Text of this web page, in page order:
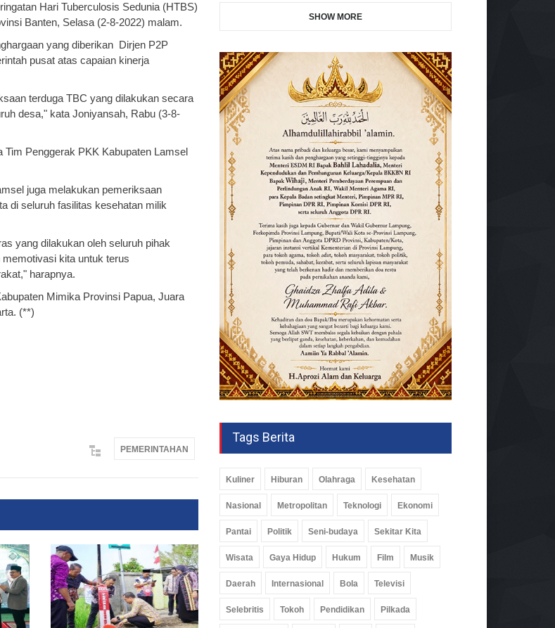
Hari Tuberculosis Sedunia (HTBS)
Banten, Selasa (2-8-2022) malam.
yang diberikan Dirjen P2P
pusat atas capaian kinerja
terduga TBC yang dilakukan secara
desa," kata Joniyansah, Rabu (3-8-
Penggerak PKK Kabupaten Lamsel
juga melakukan pemeriksaan
di seluruh fasilitas kesehatan milik
yang dilakukan oleh seluruh pihak
kita untuk terus
harapnya.
Mimika Provinsi Papua, Juara
(**)
PEMERINTAHAN
SHOW MORE
Tags Berita
Kuliner Hiburan Olahraga Kesehatan
Nasional Metropolitan Teknologi Ekonomi
Pantai Politik Seni-budaya Sekitar Kita
Wisata Gaya Hidup Hukum Film Musik
Daerah Internasional Bola Televisi
Selebritis Tokoh Pendidikan Pilkada